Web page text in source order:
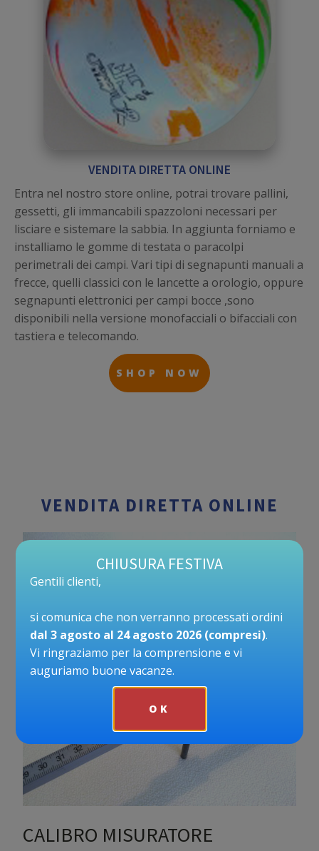
CHIUSURA FESTIVA
Gentili clienti,
si comunica che non verranno processati ordini
dal 3 agosto al 24 agosto 2026 (compresi).
Vi ringraziamo per la comprensione e vi
auguriamo buone vacanze.
OK
VENDITA DIRETTA ONLINE
Entra nel nostro store online, potrai trovare pallini,
gessetti, gli immancabili spazzoloni necessari per
lisciare e sistemare la sabbia. In aggiunta forniamo e
installiamo le gomme di testata o paracolpi
perimetrali dei campi. Vari tipi di segnapunti manuali a
frecce, quelli classici con le lancette a orologio, oppure
segnapunti elettronici per campi bocce ,sono
disponibili nella versione monofacciali o bifacciali con
tastiera e telecomando.
SHOP NOW
VENDITA DIRETTA ONLINE
CALIBRO MISURATORE